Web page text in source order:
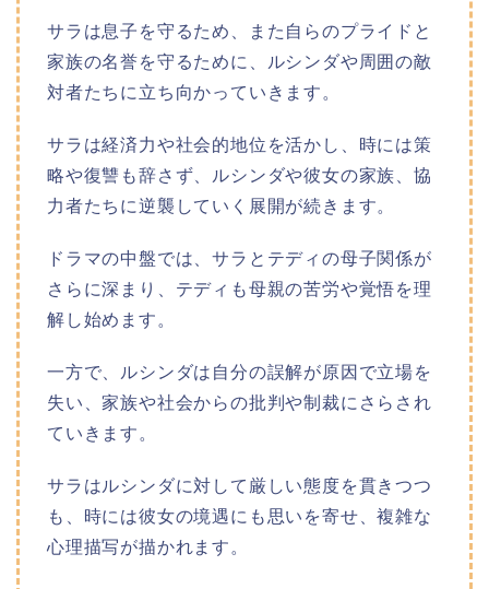
サラは息子を守るため、また自らのプライドと
家族の名誉を守るために、ルシンダや周囲の敵
対者たちに立ち向かっていきます。
サラは経済力や社会的地位を活かし、時には策
略や復讐も辞さず、ルシンダや彼女の家族、協
力者たちに逆襲していく展開が続きます。
ドラマの中盤では、サラとテディの母子関係が
さらに深まり、テディも母親の苦労や覚悟を理
解し始めます。
一方で、ルシンダは自分の誤解が原因で立場を
失い、家族や社会からの批判や制裁にさらされ
ていきます。
サラはルシンダに対して厳しい態度を貫きつつ
も、時には彼女の境遇にも思いを寄せ、複雑な
心理描写が描かれます。